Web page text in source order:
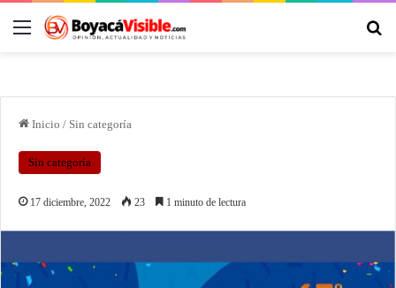
Inicio / Sin categoría
Sin categoría
17 diciembre, 2022 23 1 minuto de lectura